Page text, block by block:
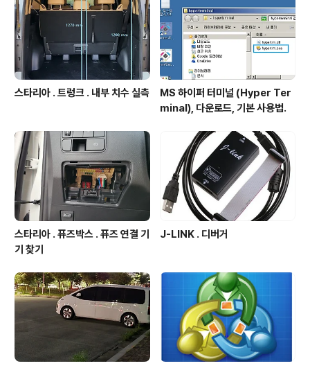
5 활용정보 체계정리. 본 글에서 주요 정리대상 정보 1. 메
타트레이더 5 사용법. 2. MQL5 언..
스타리아 . 트렁크 . 내부 치수 실측
MS 하이퍼 터미널 (Hyper Ter
minal), 다운로드, 기본 사용법.
스타리아 . 퓨즈박스 . 퓨즈 연결 기
기 찾기
J-LINK . 디버거